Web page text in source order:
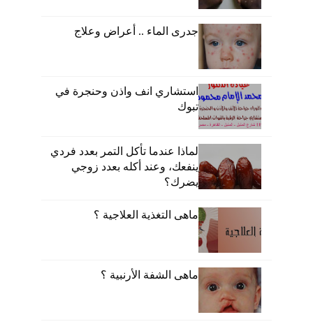
جدرى الماء .. أعراض وعلاج
استشاري انف واذن وحنجرة في
تبوك
لماذا عندما تأكل التمر بعدد فردي
ينفعك، وعند أكله بعدد زوجي
يضرك؟
ماهى التغذية العلاجية ؟
ماهى الشفة الأرنبية ؟